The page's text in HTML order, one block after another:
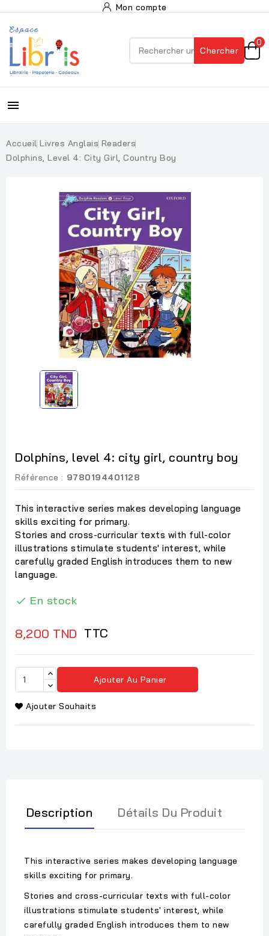
Mon compte
Chercher
0

Accueil Livres Anglais Readers
Dolphins, Level 4: City Girl, Country Boy
Dolphins, level 4: city girl, country boy
Référence : 9780194401128
This interactive series makes developing language
skills exciting for primary.
Stories and cross-curricular texts with full-color
illustrations stimulate students' interest, while
carefully graded English introduces them to new
language.
 En stock
8,200 TND TTC
Ajouter Au Panier
Ajouter Souhaits
Description Détails Du Produit
This interactive series makes developing language
skills exciting for primary.
Stories and cross-curricular texts with full-color
illustrations stimulate students' interest, while
carefully graded English introduces them to new